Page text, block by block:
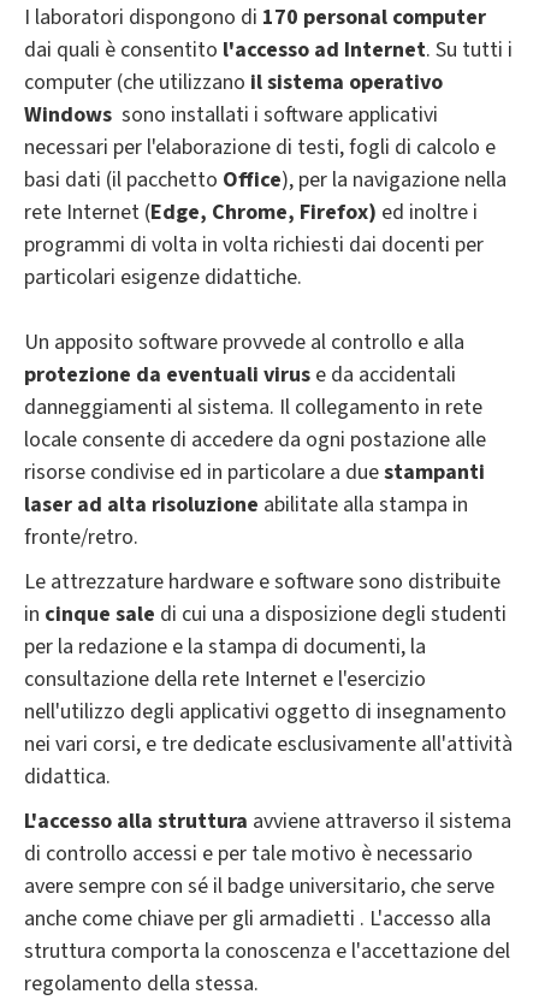
I laboratori dispongono di 170 personal computer
dai quali è consentito l'accesso ad Internet. Su tutti i
computer (che utilizzano il sistema operativo
Windows sono installati i software applicativi
necessari per l'elaborazione di testi, fogli di calcolo e
basi dati (il pacchetto Office), per la navigazione nella
rete Internet (Edge, Chrome, Firefox) ed inoltre i
programmi di volta in volta richiesti dai docenti per
particolari esigenze didattiche.
Un apposito software provvede al controllo e alla
protezione da eventuali virus e da accidentali
danneggiamenti al sistema. Il collegamento in rete
locale consente di accedere da ogni postazione alle
risorse condivise ed in particolare a duestampanti
laser ad alta risoluzione abilitate alla stampa in
fronte/retro.
Le attrezzature hardware e software sono distribuite
in cinque sale di cui una a disposizione degli studenti
per la redazione e la stampa di documenti, la
consultazione della rete Internet e l'esercizio
nell'utilizzo degli applicativi oggetto di insegnamento
nei vari corsi, e tre dedicate esclusivamente all'attività
didattica.
L'accesso alla struttura avviene attraverso il sistema
di controllo accessi e per tale motivo è necessario
avere sempre con sé il badge universitario, che serve
anche come chiave per gli armadietti . L'accesso alla
struttura comporta la conoscenza e l'accettazione del
regolamento della stessa.